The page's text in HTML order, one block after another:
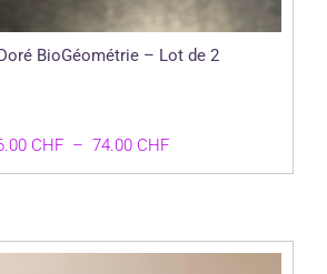
BioGéométrie – Lot de 2
CHF – 74.00 CHFPlage
de
à